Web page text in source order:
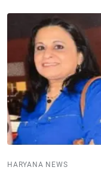
HARYANA NEWS